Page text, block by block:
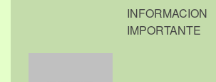
INFORMACION
IMPORTANTE